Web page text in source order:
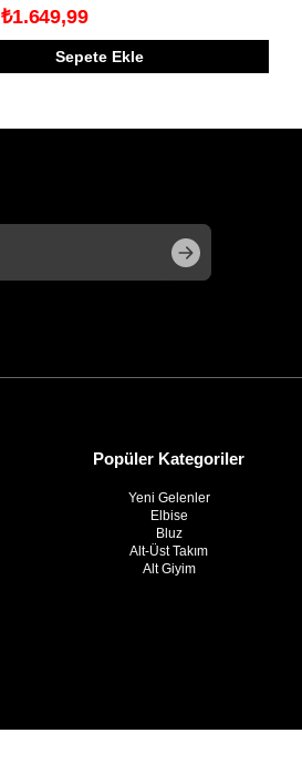
₺1.649,99
Sepete Ekle
Popüler Kategoriler
Yeni Gelenler
Elbise
Bluz
Alt-Üst Takım
Alt Giyim